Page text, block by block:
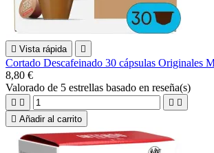
 Vista rápida 
Cortado Descafeinado 30 cápsulas Originales
8,80 €
Valorado de 5 estrellas basado en reseña(s)
   
 Añadir al carrito